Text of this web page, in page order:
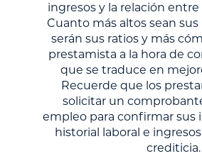
ingresos y la relación
Cuanto más altos sean
serán sus ratios y más
prestamista a la hora de
que se traduce en
Recuerde que los
solicitar un
empleo para confirmar sus
historial laboral e
crediticia.